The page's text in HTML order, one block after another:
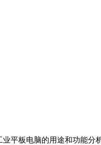
业平板电脑的用途和功能分